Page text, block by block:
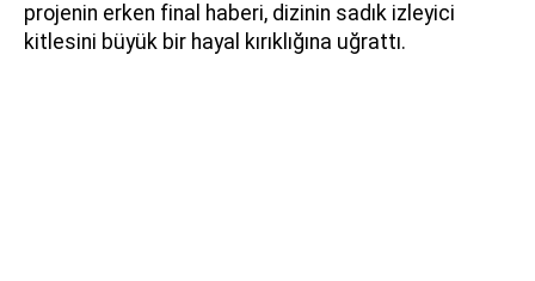
projenin erken final haberi, dizinin sadık izleyici
kitlesini büyük bir hayal kırıklığına uğrattı.